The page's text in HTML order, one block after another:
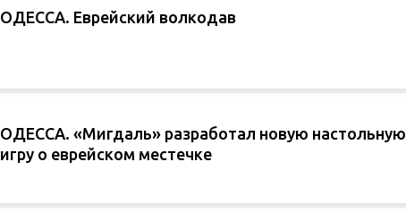
ОДЕССА. Еврейский волкодав
ОДЕССА. «Мигдаль» разработал новую настольную
игру о еврейском местечке